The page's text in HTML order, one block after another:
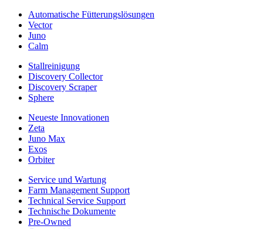
Automatische Fütterungslösungen
Vector
Juno
Calm
Stallreinigung
Discovery Collector
Discovery Scraper
Sphere
Neueste Innovationen
Zeta
Juno Max
Exos
Orbiter
Service und Wartung
Farm Management Support
Technical Service Support
Technische Dokumente
Pre-Owned